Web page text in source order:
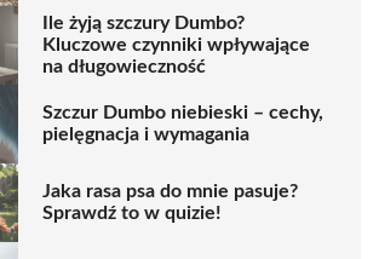
Ile żyją szczury Dumbo?
Kluczowe czynniki wpływające
na długowieczność
Szczur Dumbo niebieski – cechy,
pielęgnacja i wymagania
Jaka rasa psa do mnie pasuje?
Sprawdź to w quizie!